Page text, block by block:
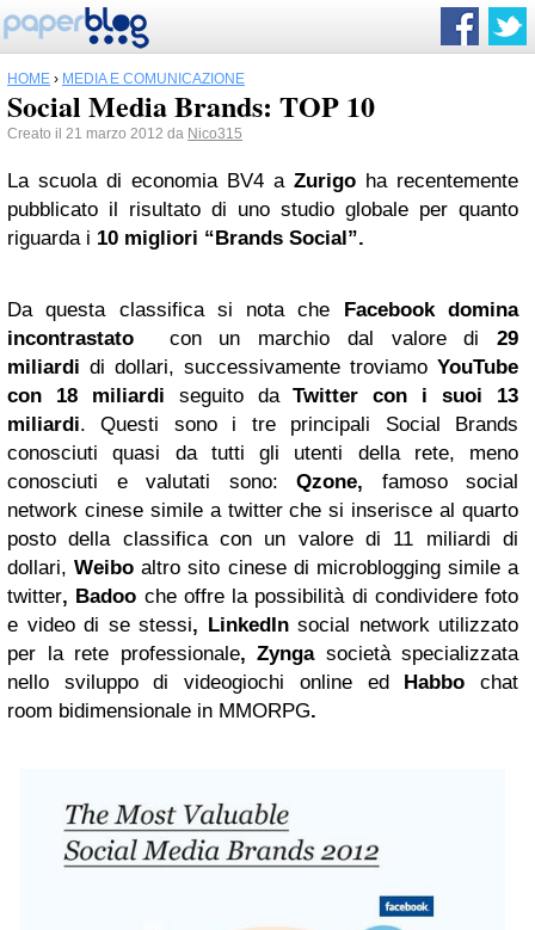
HOME › MEDIA E COMUNICAZIONE
Social Media Brands: TOP 10
Creato il 21 marzo 2012 da Nico315
La scuola di economia BV4 a Zurigo ha recentemente
pubblicato il risultato di uno studio globale per quanto
riguarda i 10 migliori “Brands Social”.
Da questa classifica si nota che Facebookdomina
incontrastato con un marchio dal valore di 29
miliardi di dollari, successivamente troviamo YouTube
con 18 miliardi seguito daTwitter con i suoi 13
miliardi. Questi sono i tre principali Social Brands
conosciuti quasi da tutti gli utenti della rete, meno
conosciuti e valutati sono: Qzone, famoso social
network cinese simile a twitter che si inserisce al quarto
posto della classifica con un valore di 11 miliardi di
dollari,Weiboaltro sito cinese di microblogging simile a
twitter, Badoo che offre la possibilità di condividere foto
e video di se stessi, LinkedIn social network utilizzato
per la rete professionale, Zynga società specializzata
nello sviluppo di videogiochi online edHabbochat
room bidimensionale in MMORPG.